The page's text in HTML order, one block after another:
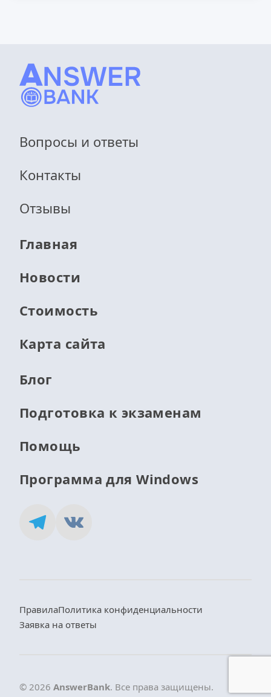
Вопросы и ответы
Контакты
Отзывы
Главная
Новости
Стоимость
Карта сайта
Блог
Подготовка к экзаменам
Помощь
Программа для Windows
ПравилаПолитика конфиденциальности
Заявка на ответы
© 2026 AnswerBank. Все права защищены.